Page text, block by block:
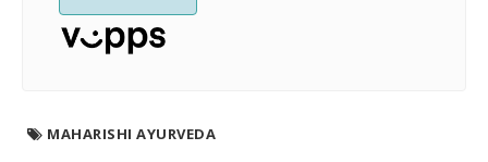
MAHARISHI AYURVEDA